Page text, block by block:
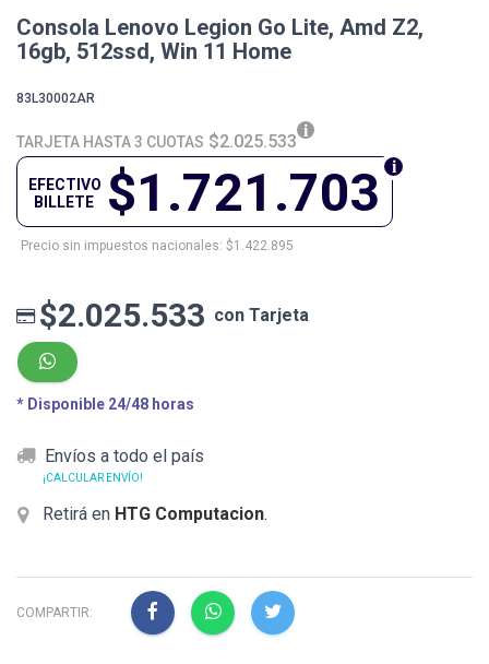
Consola Lenovo Legion Go Lite, Amd Z2,
16gb, 512ssd, Win 11 Home
83L30002AR
TARJETA HASTA 3 CUOTAS $2.025.533
$1.721.703
EFECTIVO
BILLETE
Precio sin impuestos nacionales: $1.422.895
$2.025.533 con Tarjeta
* Disponible 24/48 horas
Envíos a todo el país
¡CALCULAR ENVÍO!
Retirá en HTG Computacion.
COMPARTIR: